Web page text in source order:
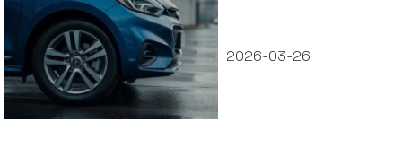
2026-03-26